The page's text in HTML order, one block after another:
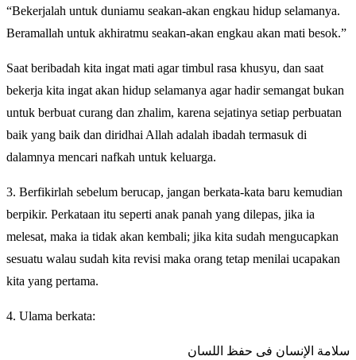
“Bekerjalah untuk duniamu seakan-akan engkau hidup selamanya.
Beramallah untuk akhiratmu seakan-akan engkau akan mati besok.”
Saat beribadah kita ingat mati agar timbul rasa khusyu, dan saat
bekerja kita ingat akan hidup selamanya agar hadir semangat bukan
untuk berbuat curang dan zhalim, karena sejatinya setiap perbuatan
baik yang baik dan diridhai Allah adalah ibadah termasuk di
dalamnya mencari nafkah untuk keluarga.
3. Berfikirlah sebelum berucap, jangan berkata-kata baru kemudian
berpikir. Perkataan itu seperti anak panah yang dilepas, jika ia
melesat, maka ia tidak akan kembali; jika kita sudah mengucapkan
sesuatu walau sudah kita revisi maka orang tetap menilai ucapakan
kita yang pertama.
4. Ulama berkata:
سلامة الإنسان فى حفظ اللسان